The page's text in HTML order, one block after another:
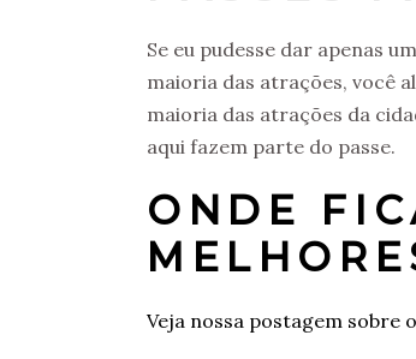
Se eu pudesse dar apenas
maioria das atrações, você
maioria das atrações da
aqui fazem parte do passe.
ONDE
Veja nossa postagem sobre